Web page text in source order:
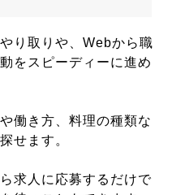
り取りや、Webから職
をスピーディーに進め
働き方、料理の種類な
せます。
求人に応募するだけで